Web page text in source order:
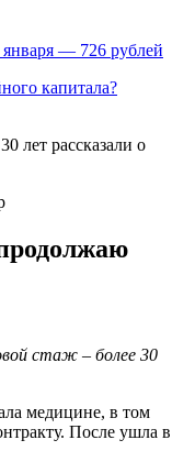
— 726 рублей
капитала?
стаж – более 30
медицине, в том
После ушла в